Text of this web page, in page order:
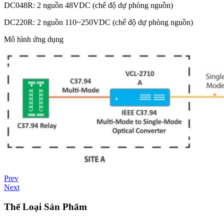
DC048R: 2 nguồn 48VDC (chế độ dự phòng nguồn)
DC220R: 2 nguồn 110~250VDC (chế độ dự phòng nguồn)
Mô hình ứng dụng
Prev
Next
Thể Loại Sản Phẩm